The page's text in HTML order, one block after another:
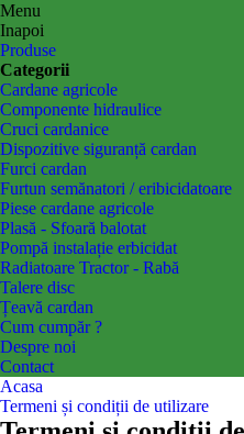
Menu
Inapoi
Produse
Categorii
Cardane agricole
Componente hidraulice
Cruci cardanice
Dispozitive siguranță cardan
Furci cardan
Furtun semănatori / eribicidatoare
Piese cardane agricole
Plasă - Sfoară balotat
Pompă instalație erbicidat
Radiatoare Tractor - Rabă
Talere disc
Țeavă cardan
Cum cumpăr ?
Despre noi
Contact
Acasa
Termeni și condiții de utilizare